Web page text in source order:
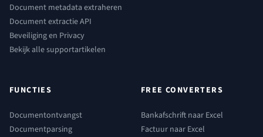
Document metadata extraheren
Document extractie API
Beveiliging en Privacy
Bekijk alle supportartikelen
FUNCTIES
Documentontvangst
Documentparsing
FREE CONVERTERS
Bankafschrift naar Excel
Factuur naar Excel